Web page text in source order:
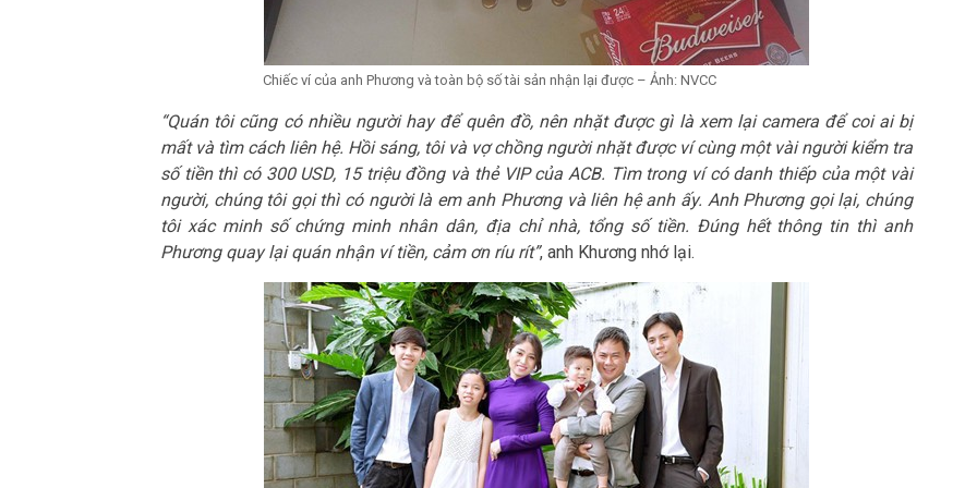
Chiếc ví của anh Phương và toàn bộ số tài sản nhận lại được – Ảnh: NVCC
“Quán tôi cũng có nhiều người hay để quên đồ, nên nhặt được gì là xem lại camera để coi ai bị
mất và tìm cách liên hệ. Hồi sáng, tôi và vợ chồng người nhặt được ví cùng một vài người kiểm tra
số tiền thì có 300 USD, 15 triệu đồng và thẻ VIP của ACB. Tìm trong ví có danh thiếp của một vài
người, chúng tôi gọi thì có người là em anh Phương và liên hệ anh ấy. Anh Phương gọi lại, chúng
tôi xác minh số chứng minh nhân dân, địa chỉ nhà, tổng số tiền. Đúng hết thông tin thì anh
Phương quay lại quán nhận ví tiền, cảm ơn ríu rít”, anh Khương nhớ lại.